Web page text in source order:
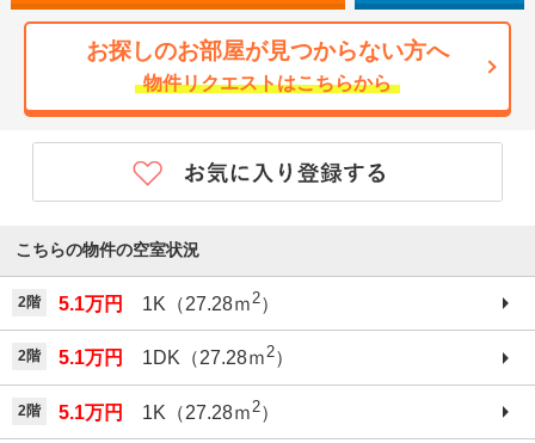
お探しのお部屋が見つからない方へ
物件リクエストはこちらから
こちらの物件の空室状況
2階 5.1万円 1K（27.28ｍ2）
2階 5.1万円 1DK（27.28ｍ2）
2階 5.1万円 1K（27.28ｍ 2）